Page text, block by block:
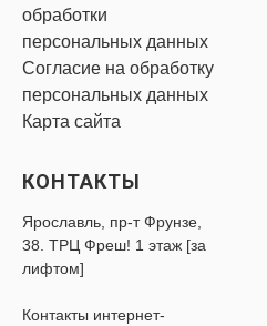
обработки
персональных данных
Согласие на обработку
персональных данных
Карта сайта
КОНТАКТЫ
Ярославль, пр-т Фрунзе,
38. ТРЦ Фреш! 1 этаж [за
лифтом]
Контакты интернет-